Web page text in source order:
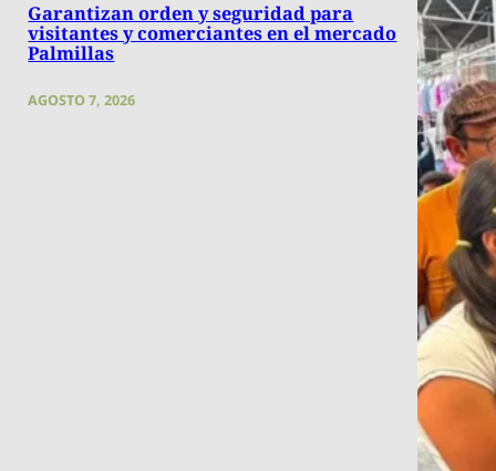
Garantizan orden y seguridad para
visitantes y comerciantes en el mercado
Palmillas
AGOSTO 7, 2026